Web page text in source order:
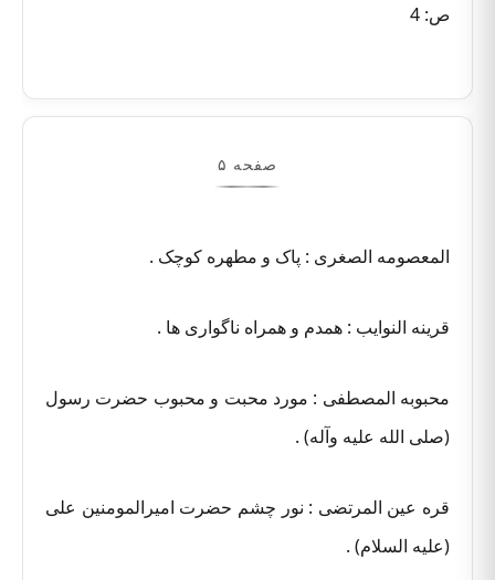
ص: 4
صفحه ۵
المعصومه الصغری : پاک و مطهره کوچک .
قرینه النوایب : همدم و همراه ناگواری ها .
محبوبه المصطفی : مورد محبت و محبوب حضرت رسول
(صلی الله علیه وآله) .
قره عین المرتضی : نور چشم حضرت امیرالمومنین علی
(علیه السلام) .